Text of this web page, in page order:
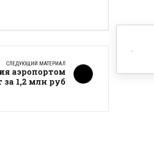
СЛЕДУЮЩИЙ МАТЕРИАЛ
аэропортом
за 1,2 млн руб